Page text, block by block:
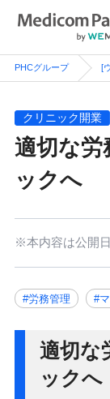
PHCグループ [
クリニック開業
適切な労
ックへ
※本内容は公開
#労務管理 #
適切な
ックへ